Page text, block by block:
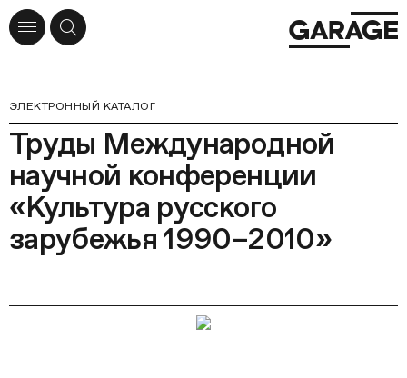
ЭЛЕКТРОННЫЙ КАТАЛОГ
Труды Международной
научной конференции
«Культура русского
зарубежья 1990–2010»